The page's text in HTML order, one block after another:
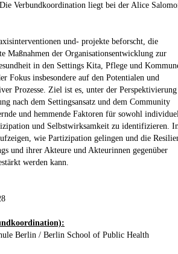
Verbundkoordination liegt bei der Alice
und- projekte beforscht, die
Maßnahmen der Organisationsentwicklung zur
in den Settings Kita, Pflege und
Fokus insbesondere auf den Potentialen und
Prozesse. Ziel ist es, unter der Perspektivierung
nach dem Settingsansatz und dem Community
und hemmende Faktoren für sowohl
und Selbstwirksamkeit zu identifizieren.
wie Partizipation gelingen und die
und ihrer Akteure und Akteurinnen gegenüber
werden kann.
Berlin / Berlin School of Public Health